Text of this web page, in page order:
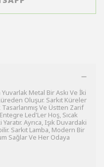
Metal Bir Askı Ve İki
Oluşur. Sarkıt Küreler
Ve Üstten Zarif
Led'Ler Hoş, Sıcak
Yaratır. Ayrıca, Işık Duvardaki
Sarkıt Lamba, Modern Bir
Sağlar Ve Her Odaya